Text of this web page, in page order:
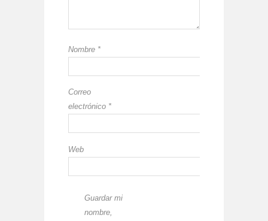
Nombre *
Correo
electrónico *
Web
Guardar mi
nombre,